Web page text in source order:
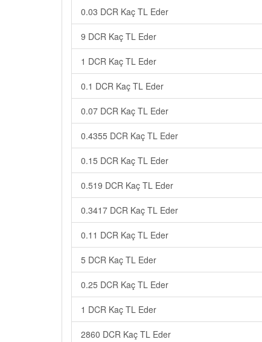
0.03 DCR Kaç TL Eder
9 DCR Kaç TL Eder
1 DCR Kaç TL Eder
0.1 DCR Kaç TL Eder
0.07 DCR Kaç TL Eder
0.4355 DCR Kaç TL Eder
0.15 DCR Kaç TL Eder
0.519 DCR Kaç TL Eder
0.3417 DCR Kaç TL Eder
0.11 DCR Kaç TL Eder
5 DCR Kaç TL Eder
0.25 DCR Kaç TL Eder
1 DCR Kaç TL Eder
2860 DCR Kaç TL Eder